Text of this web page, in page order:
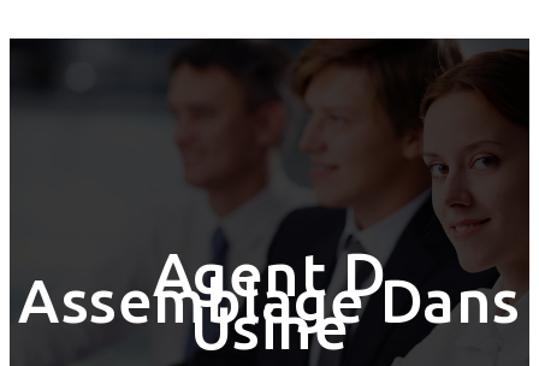
Agent D
Assemblage Dans
Usine